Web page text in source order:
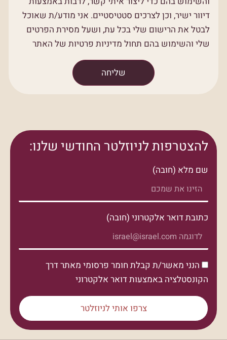
דיוור ישיר, וכן לצרכים סטטיסטיים. אני מודע/ת שאוכל
לבטל את הרישום שלי בכל עת, ושעל מסירת הפרטים
שלי והשימוש בהם תחול מדיניות פרטיות של האתר
שליחה
להצטרפות לניוזלטר החודשי שלנו:
שם מלא (חובה)
כתובת דואר אלקטרוני (חובה)
הנני מאשר/ת קבלת חומר פרסומי מאתר דרך
הקונסטלציה באמצעות דואר אלקטרוני
צרפו אותי לניוזלטר